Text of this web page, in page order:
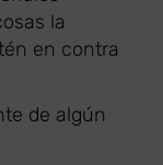
la
en contra
de algún